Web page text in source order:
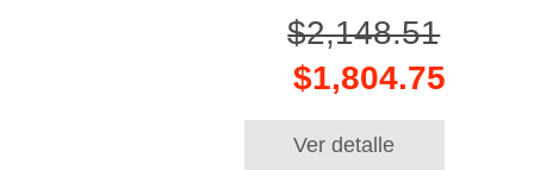
$2,148.51
$1,804.75
Ver detalle